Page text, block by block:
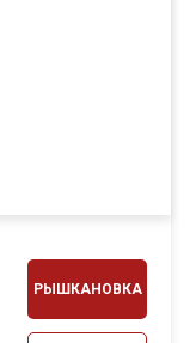
РЫШКАНОВКА